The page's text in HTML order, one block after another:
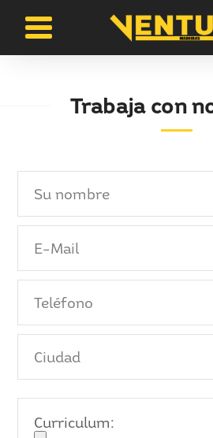
Trabaja con
Curriculum: